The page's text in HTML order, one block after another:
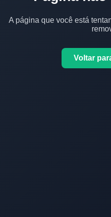
A página que você está
Voltar